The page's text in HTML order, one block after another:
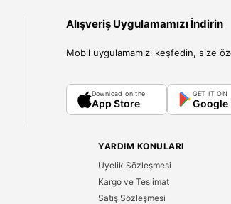
Alışveriş Uygulamamızı İndirin
Mobil uygulamamızı keşfedin, size
Download on the
App Store
GET IT ON
Google
YARDIM KONULARI
Üyelik Sözleşmesi
Kargo ve Teslimat
Satış Sözleşmesi